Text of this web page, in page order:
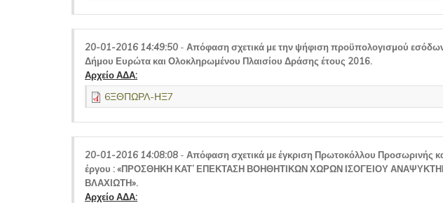
20-01-2016 14:49:50 - Απόφαση σχετικά με την ψήφιση προϋπολογισμού
Δήμου Ευρώτα και Ολοκληρωμένου Πλαισίου Δράσης έτους 2016.
Αρχείο ΑΔΑ:
6ΞΘΠΩΡΛ-ΗΞ7
20-01-2016 14:08:08 - Απόφαση σχετικά με έγκριση Πρωτοκόλλου Προσωρινής
έργου : «ΠΡΟΣΘΗΚΗ ΚΑΤ’ ΕΠΕΚΤΑΣΗ ΒΟΗΘΗΤΙΚΩΝ ΧΩΡΩΝ ΙΣΟΓΕΙΟΥ
ΒΛΑΧΙΩΤΗ».
Αρχείο ΑΔΑ: